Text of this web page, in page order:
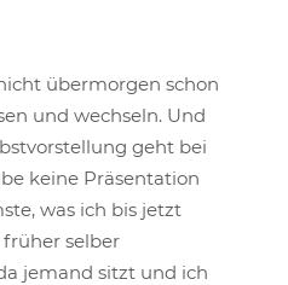
übermorgen schon
und wechseln. Und
geht bei
keine Präsentation
was ich bis jetzt
selber
jemand sitzt und ich